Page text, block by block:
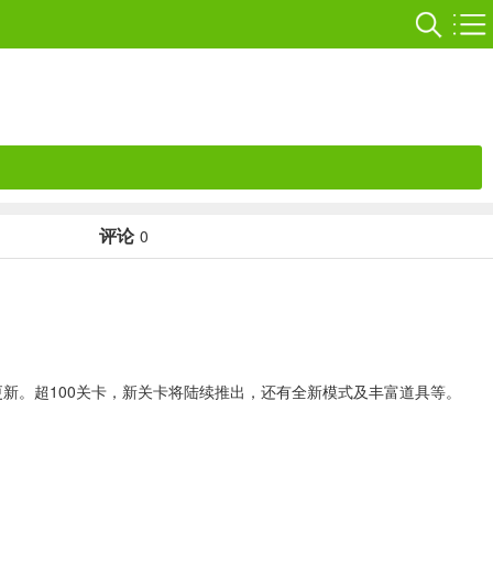
评论 0
超100关卡，新关卡将陆续推出，还有全新模式及丰富道具等。